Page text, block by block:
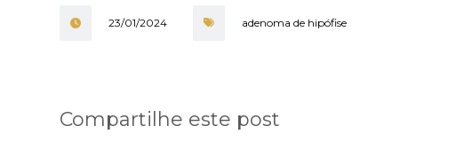
23/01/2024 adenoma de hipófise